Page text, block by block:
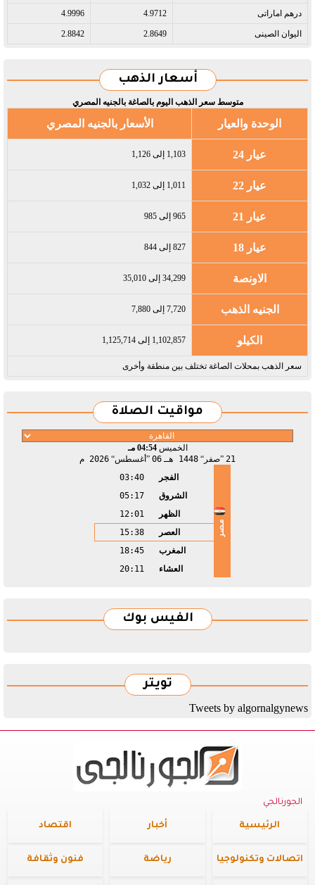
درهم اماراتى​ 4.9712
4.9996
اليوان الصينى​ 2.8649
2.8842
أسعار الذهب
متوسط سعر الذهب اليوم بالصاغة بالجنيه المصري
الوحدة والعيار الأسعار بالجنيه المصري
عيار 24 1,103 إلى 1,126
عيار 22 1,011 إلى 1,032
عيار 21 965 إلى 985
عيار 18 827 إلى 844
الاونصة 34,299 إلى 35,010
الجنيه الذهب 7,720 إلى 7,880
الكيلو 1,102,857 إلى 1,125,714
سعر الذهب بمحلات الصاغة تختلف بين منطقة وأخرى
مواقيت الصلاة
الخميس04:54 مـ
21
صفر 1448 هـ 06 أغسطس 2026 م
مصر
الفجر
03:40
الشروق
05:17
الظهر
12:01
العصر
15:38
المغرب
18:45
العشاء
20:11
الفيس بوك
تويتر
Tweets by algornalgynews
الجورنالجي
الرئيسية أخبار اقتصاد
اتصالات وتكنولوجيا رياضة فنون وثقافة